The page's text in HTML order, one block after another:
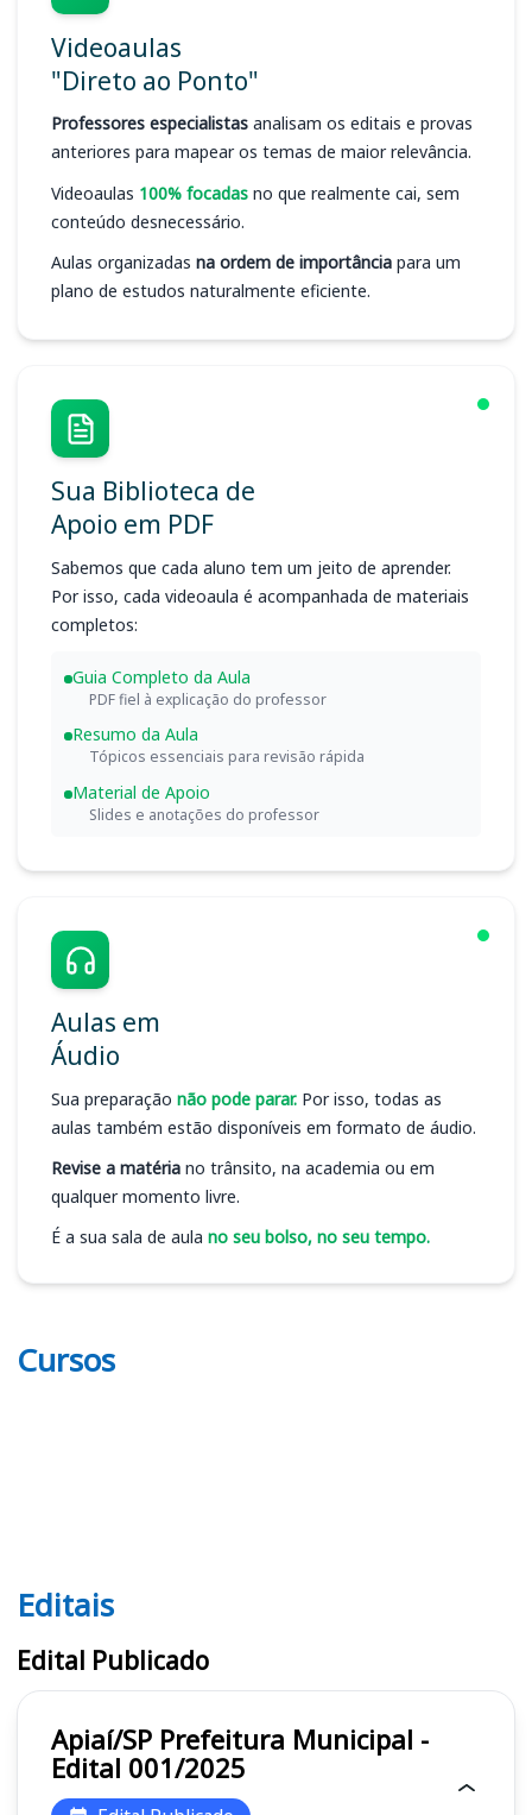
Videoaulas
"Direto ao Ponto"
Professores especialistas analisam os editais e provas
anteriores para mapear os temas de maior relevância.
Videoaulas 100% focadas no que realmente cai, sem
conteúdo desnecessário.
Aulas organizadas na ordem de importância para um
plano de estudos naturalmente eficiente.
Sua Biblioteca de
Apoio em PDF
Sabemos que cada aluno tem um jeito de aprender.
Por isso, cada videoaula é acompanhada de materiais
completos:
Guia Completo da Aula
PDF fiel à explicação do professor
Resumo da Aula
Tópicos essenciais para revisão rápida
Material de Apoio
Slides e anotações do professor
Aulas em
Áudio
Sua preparação não pode parar. Por isso, todas as
aulas também estão disponíveis em formato de áudio.
Revise a matéria no trânsito, na academia ou em
qualquer momento livre.
É a sua sala de aula no seu bolso, no seu tempo.
Cursos
Editais
Editais
Edital Publicado
Apiaí/SP Prefeitura Municipal -
Edital 001/2025